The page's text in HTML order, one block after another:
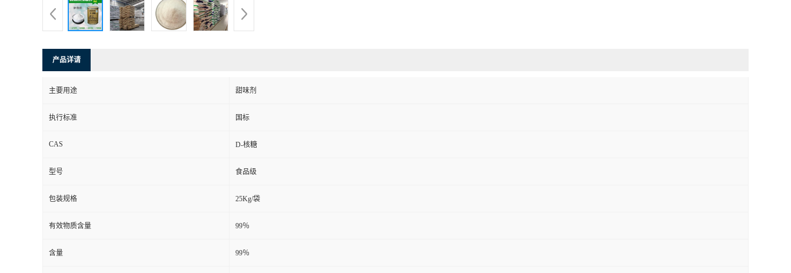
产品详请
主要用途 甜味剂
执行标准 国标
CAS D-核糖
型号 食品级
包装规格 25Kg/袋
有效物质含量 99％
含量 99％